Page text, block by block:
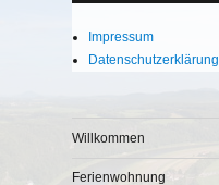
Impressum
Datenschutzerklärung
Willkommen
Ferienwohnung